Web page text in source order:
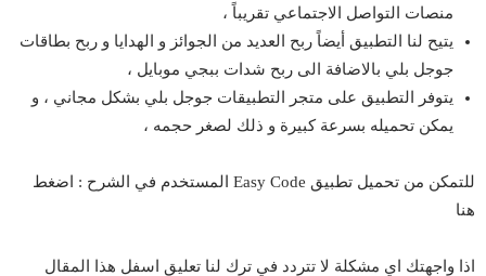
منصات التواصل الاجتماعي تقريباً ،
يتيح لنا التطبيق أيضاً ربح العديد من الجوائز و الهدايا و ربح بطاقات
جوجل بلي بالاضافة الى ربح شدات ببجي موبايل ،
يتوفر التطبيق على متجر التطبيقات جوجل بلي بشكل مجاني ، و
يمكن تحميله بسرعة كبيرة و ذلك لصغر حجمه ،
للتمكن من تحميل تطبيق Easy Code المستخدم في الشرح :
اضغط
هنا
اذا واجهتك اي مشكلة لا تتردد في ترك لنا تعليق اسفل هذا المقال